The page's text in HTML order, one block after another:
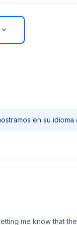
en su
me know that